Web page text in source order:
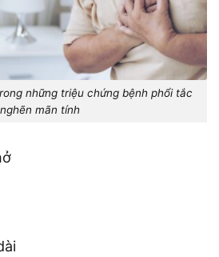
những triệu chứng bệnh phổi tắc
nghẽn mãn tính